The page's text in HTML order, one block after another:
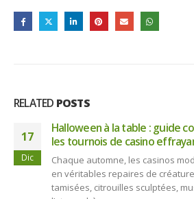
RELATED POSTS
Estratégias inteligentes
road e alcançar a
Estratégias inteligentes para
alcançar a pontuação máxima
da Travessia:...